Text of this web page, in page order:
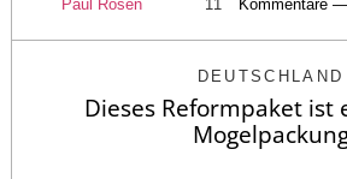
Paul Rosen 11 Kommentare
DEUTSCHLAND
Dieses Reformpaket ist